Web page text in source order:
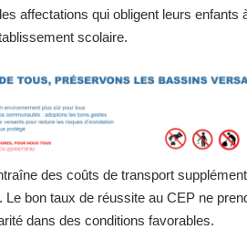
affectations qui obligent leurs
scolaire.
des coûts de transport
Le bon taux de réussite au CEP ne
dans des conditions favorables.